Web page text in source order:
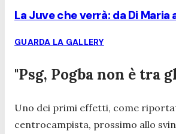
La Juve che verrà: da Di
GUARDA LA GALLERY
"Psg, Pogba non è tra
Uno dei primi effetti, come
centrocampista, prossimo allo